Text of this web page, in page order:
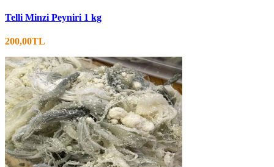
Telli Minzi Peyniri 1 kg
200,00TL